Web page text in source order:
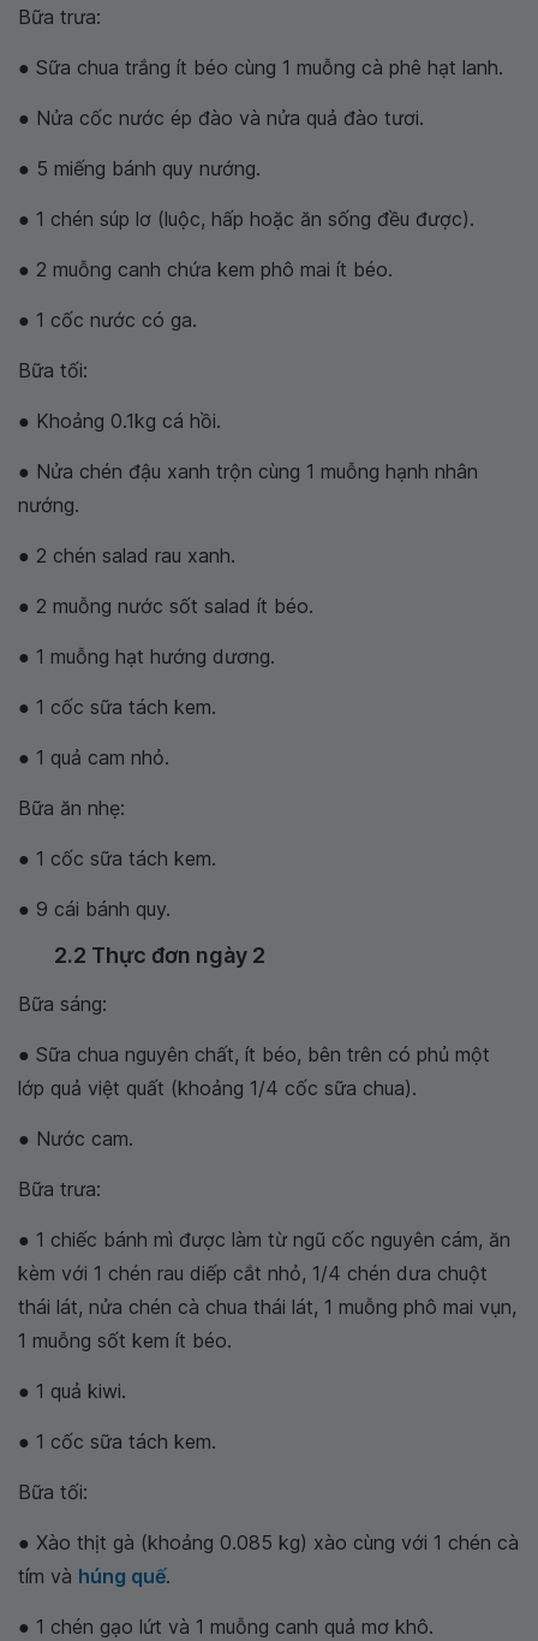
Bữa trưa:
● Sữa chua trắng ít béo cùng 1 muỗng cà phê hạt lanh.
● Nửa cốc nước ép đào và nửa quả đào tươi.
● 5 miếng bánh quy nướng.
● 1 chén súp lơ (luộc, hấp hoặc ăn sống đều được).
● 2 muỗng canh chứa kem phô mai ít béo.
● 1 cốc nước có ga.
Bữa tối:
● Khoảng 0.1kg cá hồi.
● Nửa chén đậu xanh trộn cùng 1 muỗng hạnh nhân
nướng.
● 2 chén salad rau xanh.
● 2 muỗng nước sốt salad ít béo.
● 1 muỗng hạt hướng dương.
● 1 cốc sữa tách kem.
● 1 quả cam nhỏ.
Bữa ăn nhẹ:
● 1 cốc sữa tách kem.
● 9 cái bánh quy.
2.2 Thực đơn ngày 2
Bữa sáng:
● Sữa chua nguyên chất, ít béo, bên trên có phủ một
lớp quả việt quất (khoảng 1/4 cốc sữa chua).
● Nước cam.
Bữa trưa:
● 1 chiếc bánh mì được làm từ ngũ cốc nguyên cám, ăn
kèm với 1 chén rau diếp cắt nhỏ, 1/4 chén dưa chuột
thái lát, nửa chén cà chua thái lát, 1 muỗng phô mai vụn,
1 muỗng sốt kem ít béo.
● 1 quả kiwi.
● 1 cốc sữa tách kem.
Bữa tối:
● Xào thịt gà (khoảng 0.085 kg) xào cùng với 1 chén cà
tím và húng quế.
● 1 chén gạo lứt và 1 muỗng canh quả mơ khô.